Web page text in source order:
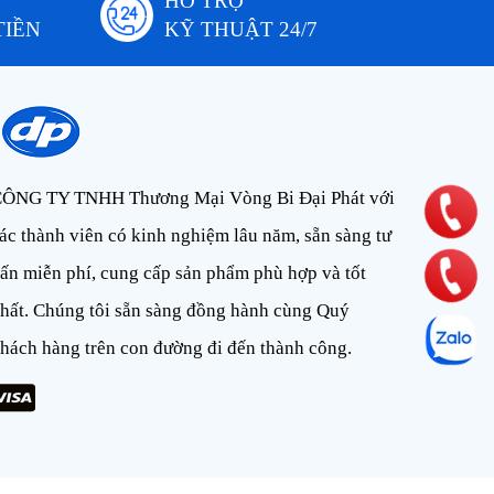
KỸ THUẬT 24/7
TY TNHH Thương Mại Vòng Bi Đại Phát với
thành viên có kinh nghiệm lâu năm, sẵn sàng tư
miễn phí, cung cấp sản phẩm phù hợp và tốt
Chúng tôi sẵn sàng đồng hành cùng Quý
hàng trên con đường đi đến thành công.